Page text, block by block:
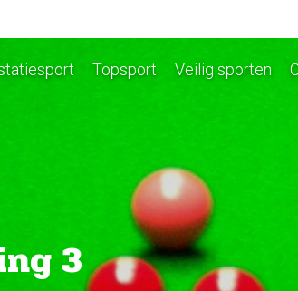
Topsport Veilig sporten
3